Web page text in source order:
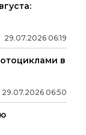
29.07.2026 06:19
в
29.07.2026 06:50